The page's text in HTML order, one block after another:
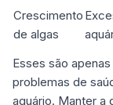
Crescimento
de algas
Esses são
problemas de
aquário. Manter a